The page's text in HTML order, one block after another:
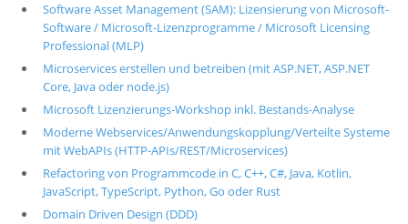
Software Asset Management (SAM): Lizensierung von Microsoft-
Software / Microsoft-Lizenzprogramme / Microsoft Licensing
Professional (MLP)
Microservices erstellen und betreiben (mit ASP.NET, ASP.NET
Core, Java oder node.js)
Microsoft Lizenzierungs-Workshop inkl. Bestands-Analyse
Moderne Webservices/Anwendungskopplung/Verteilte Systeme
mit WebAPIs (HTTP-APIs/REST/Microservices)
Refactoring von Programmcode in C, C++, C#, Java, Kotlin,
JavaScript, TypeScript, Python, Go oder Rust
Domain Driven Design (DDD)